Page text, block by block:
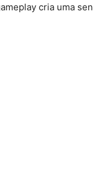
cria uma